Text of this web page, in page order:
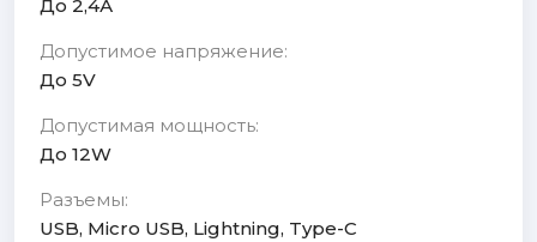
До 2,4А
Допустимое напряжение:
До 5V
Допустимая мощность:
До 12W
Разъемы:
USB, Micro USB, Lightning, Type-C